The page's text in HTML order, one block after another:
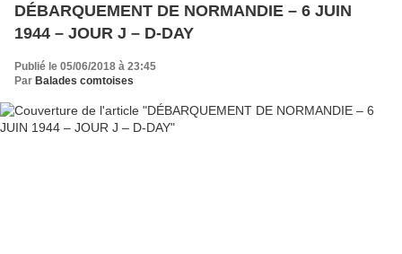
DÉBARQUEMENT DE NORMANDIE – 6 JUIN
1944 – JOUR J – D-DAY
Publié le 05/06/2018 à 23:45
Par Balades comtoises